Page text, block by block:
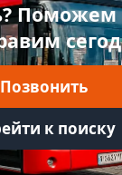
Поможем
Позвонить
к поиску